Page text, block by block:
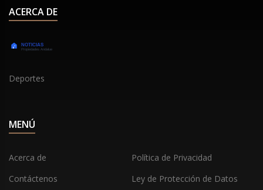
ACERCA DE
Deportes
MENÚ
Acerca de
Política de Privacidad
Contáctenos
Ley de Protección de Datos